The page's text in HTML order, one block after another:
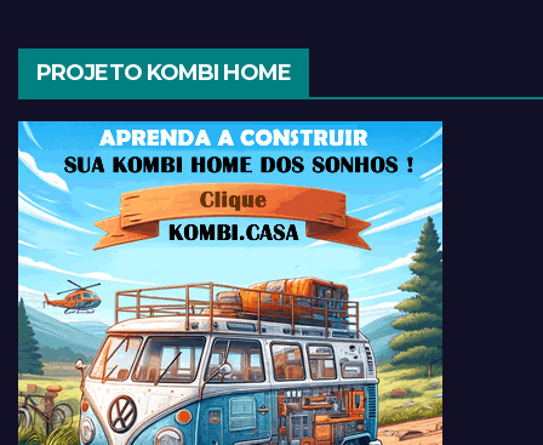
PROJETO KOMBI HOME